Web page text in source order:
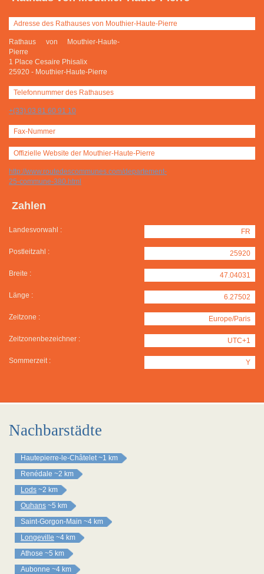
Adresse des Rathauses von Mouthier-Haute-Pierre
Rathaus von Mouthier-Haute-
Pierre
1 Place Cesaire Phisalix
25920 - Mouthier-Haute-Pierre
Telefonnummer des Rathauses
+(33) 03 81 60 91 10
Fax-Nummer
Offizielle Website der Mouthier-Haute-Pierre
http://www.routedescommunes.com/departement-
25-commune-380.html
Zahlen
Landesvorwahl : FR
Postleitzahl : 25920
Breite : 47.04031
Länge : 6.27502
Zeitzone : Europe/Paris
Zeitzonenbezeichner : UTC+1
Sommerzeit : Y
Nachbarstädte
Hautepierre-le-Châtelet ~1 km
Renédale ~2 km
Lods ~2 km
Ouhans ~5 km
Saint-Gorgon-Main ~4 km
Longeville ~4 km
Athose ~5 km
Aubonne ~4 km